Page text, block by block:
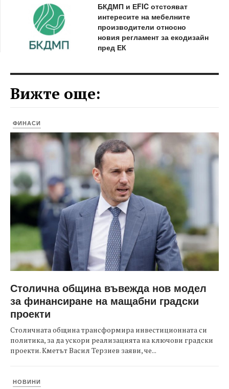
БКДМП и ЕFIC отстояват
интересите на мебелните
производители относно
новия регламент за екодизайн
пред ЕК
Вижте още:
ФИНАСИ
Столична община въвежда нов модел
за финансиране на мащабни градски
проекти
Столичната община трансформира инвестиционната си
политика, за да ускори реализацията на ключови градски
проекти. Кметът Васил Терзиев заяви, че...
НОВИНИ